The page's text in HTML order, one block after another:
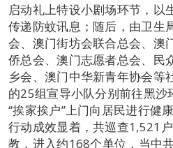
启动礼上特设小剧场环节，以
传递防蚊讯息；随后，由卫生
会、澳门街坊会联合总会、澳
侨总会、澳门志愿者总会、民
乡会、澳门中华新青年协会等
的25组宣导小队分别前往黑沙
“挨家挨户”上门向居民进行健
行动成效显着，共巡查1,521
教，进入约168个单位，当中